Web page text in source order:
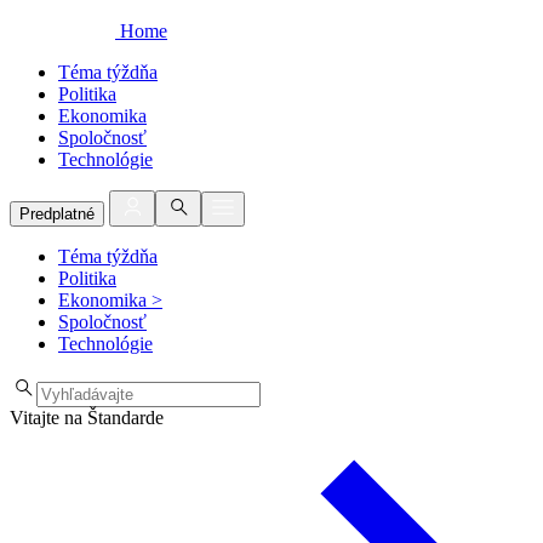
Home
Téma týždňa
Politika
Ekonomika
Spoločnosť
Technológie
Predplatné
Téma týždňa
Politika
Ekonomika >
Spoločnosť
Technológie
Vitajte na Štandarde